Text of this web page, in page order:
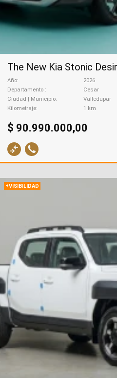
The New Kia Stonic
Año
2026
Departamento
Cesar
Ciudad | Municipio
Valledupar
Kilometraje
1 km
$ 90.990.000,00
+VISIBILIDAD